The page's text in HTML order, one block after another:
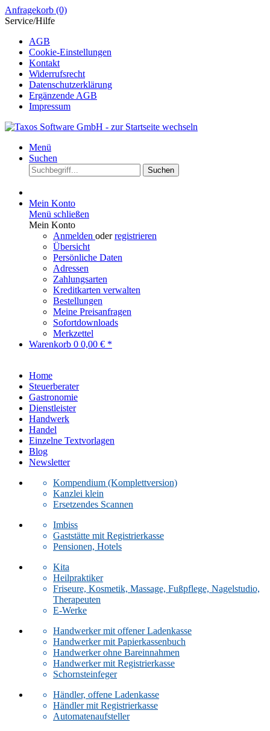
Anfragekorb (0)
Service/Hilfe
AGB
Cookie-Einstellungen
Kontakt
Widerrufsrecht
Datenschutzerklärung
Ergänzende AGB
Impressum
Menü
Suchen
Suchen
Mein Konto
Menü schließen
Mein Konto
Anmelden oderregistrieren
Übersicht
Persönliche Daten
Adressen
Zahlungsarten
Kreditkarten verwalten
Bestellungen
Meine Preisanfragen
Sofortdownloads
Merkzettel
Warenkorb 0 0,00 € *
Home
Steuerberater
Gastronomie
Dienstleister
Handwerk
Handel
Einzelne Textvorlagen
Blog
Newsletter
Kompendium (Komplettversion)
Kanzlei klein
Ersetzendes Scannen
Imbiss
Gaststätte mit Registrierkasse
Pensionen, Hotels
Kita
Heilpraktiker
Friseure, Kosmetik, Massage, Fußpflege, Nagelstudio,
Therapeuten
E-Werke
Handwerker mit offener Ladenkasse
Handwerker mit Papierkassenbuch
Handwerker ohne Bareinnahmen
Handwerker mit Registrierkasse
Schornsteinfeger
Händler, offene Ladenkasse
Händler mit Registrierkasse
Automatenaufsteller